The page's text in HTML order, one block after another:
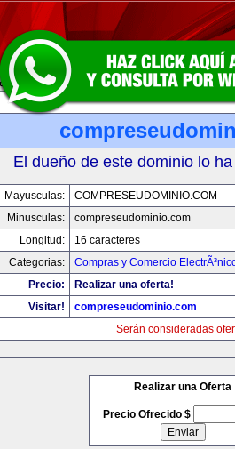
El dueño de este dominio lo
Mayusculas:
COMPRESEUDOMINIO.COM
Minusculas:
compreseudominio.com
Longitud:
16 caracteres
Categorias:
Compras y Comercio
Precio:
Realizar una oferta!
Visitar!
compreseudominio.com
Serán consideradas
Realizar una Oferta
Precio Ofrecido $